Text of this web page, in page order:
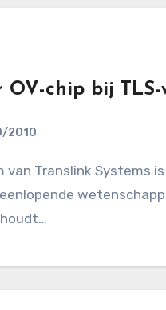
OV-chip bij TLS-
2010